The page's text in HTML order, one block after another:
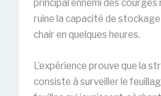
principal ennemi des courges
ruine la capacité de
chair en quelques heures.
L’expérience prouve que la
consiste à surveiller le